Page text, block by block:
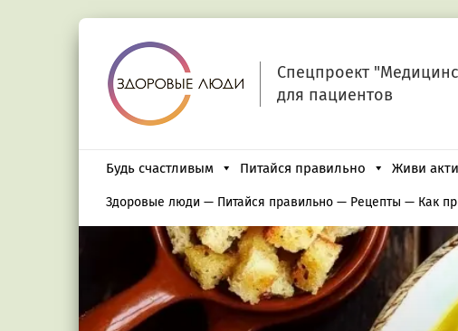
Спецпроект
для пациентов
Будь счастливым Питайся правильно Живи
Здоровые люди — Питайся правильно — Рецепты — Как